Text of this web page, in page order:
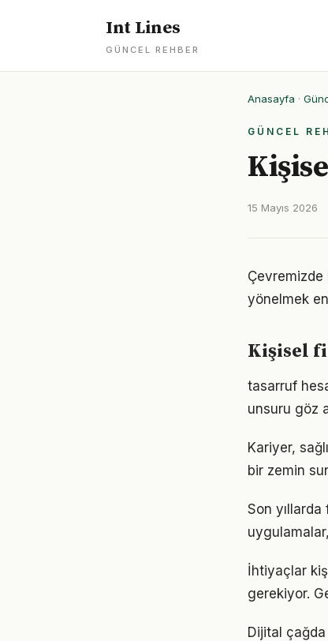
Int Lines
GÜNCEL REHBER
Anasayfa ·
GÜNCEL
15 Mayıs 2026
Çevremizde
yönelmek
Kişisel
tasarruf
unsuru göz
Kariyer,
bir zemin
Son
İhtiyaçlar
gerekiyor.
Dijital